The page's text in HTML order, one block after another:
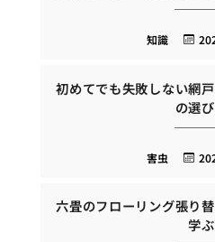
知識
初めてでも失敗しない網
の選
害虫
六畳のフローリング張り
学ぶ